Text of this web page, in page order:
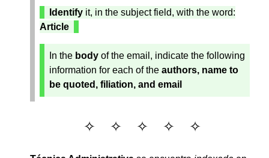
Identify it, in the subject field, with the word:
Article
In the body of the email, indicate the following
information for each of the authors, name to
be quoted, filiation, and email